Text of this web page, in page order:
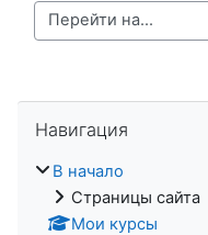
Перейти на...
Навигация
В начало
Страницы сайта
Мои курсы